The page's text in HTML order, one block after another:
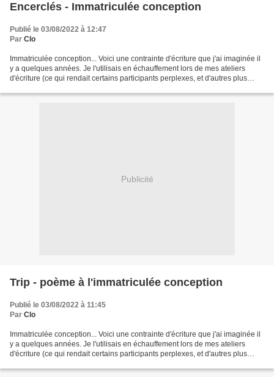
Encerclés - Immatriculée conception
Publié le 03/08/2022 à 12:47
Par Clo
Immatriculée conception... Voici une contrainte d'écriture que j'ai imaginée il
y a quelques années. Je l'utilisais en échauffement lors de mes ateliers
d'écriture (ce qui rendait certains participants perplexes, et d'autres plus
Publicité
Trip - poème à l'immatriculée conception
Publié le 03/08/2022 à 11:45
Par Clo
Immatriculée conception... Voici une contrainte d'écriture que j'ai imaginée il
y a quelques années. Je l'utilisais en échauffement lors de mes ateliers
d'écriture (ce qui rendait certains participants perplexes, et d'autres plus